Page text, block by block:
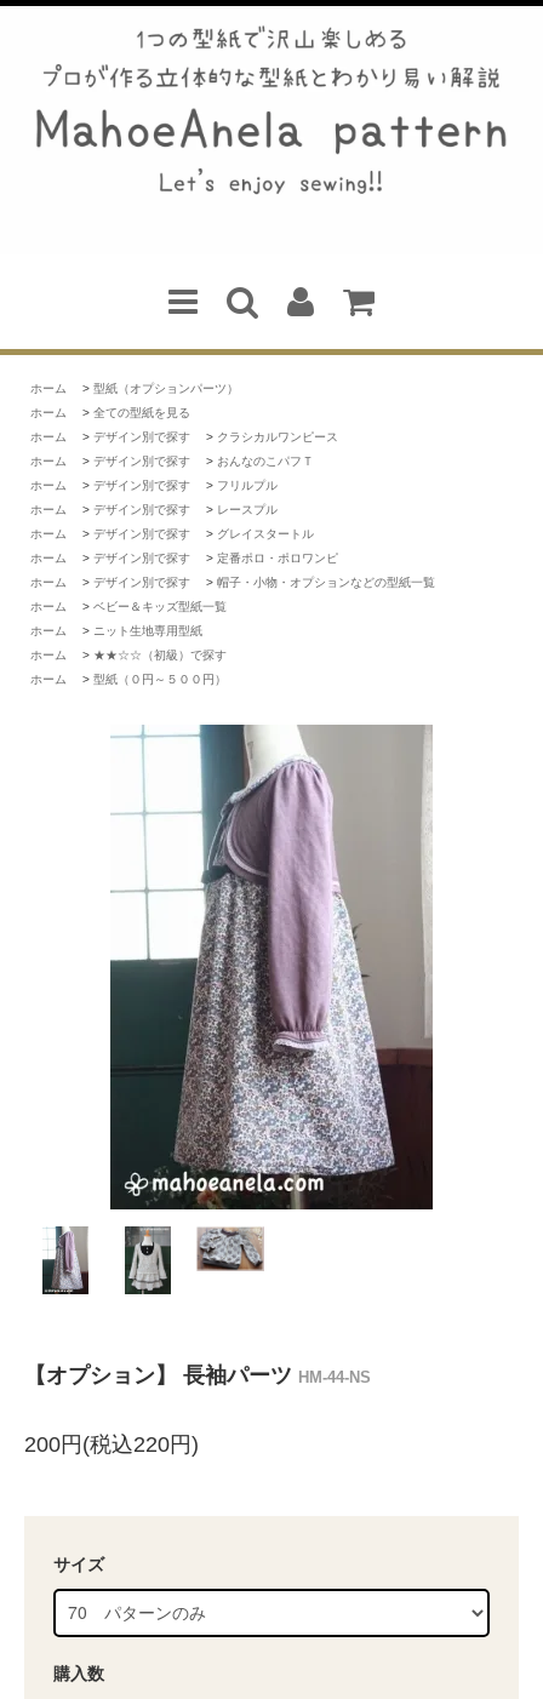
ホーム > 型紙（オプションパーツ）
ホーム
> 全ての型紙を見る
ホーム
> デザイン別で探す > クラシカルワンピース
ホーム
> デザイン別で探す > おんなのこパフＴ
ホーム
> デザイン別で探す > フリルプル
ホーム
> デザイン別で探す > レースプル
ホーム
> デザイン別で探す > グレイスタートル
ホーム
> デザイン別で探す > 定番ポロ・ポロワンピ
ホーム
> デザイン別で探す > 帽子・小物・オプションなどの型紙一覧
ホーム
> ベビー＆キッズ型紙一覧
ホーム
> ニット生地専用型紙
ホーム
> ★★☆☆（初級）で探す
ホーム
> 型紙（０円～５００円）
【オプション】 長袖パーツ HM-44-NS
200円(税込220円)
サイズ
購入数